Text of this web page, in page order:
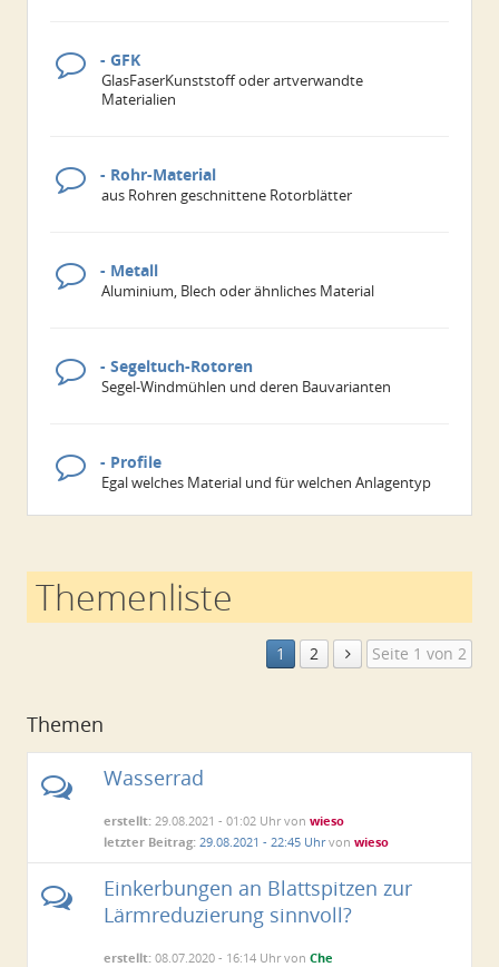
- GFK
GlasFaserKunststoff oder artverwandte
Materialien
- Rohr-Material
aus Rohren geschnittene Rotorblätter
- Metall
Aluminium, Blech oder ähnliches Material
- Segeltuch-Rotoren
Segel-Windmühlen und deren Bauvarianten
- Profile
Egal welches Material und für welchen Anlagentyp
Themenliste
1 2 Seite 1 von 2
Themen
Wasserrad
erstellt: 29.08.2021 - 01:02 Uhr vonwieso
letzter Beitrag: 29.08.2021 - 22:45 Uhrvonwieso
Einkerbungen an Blattspitzen zur
Lärmreduzierung sinnvoll?
erstellt: 08.07.2020 - 16:14 Uhr vonChe